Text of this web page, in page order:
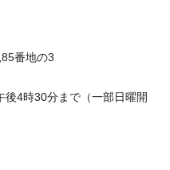
番地の3
後4時30分まで（一部日曜開